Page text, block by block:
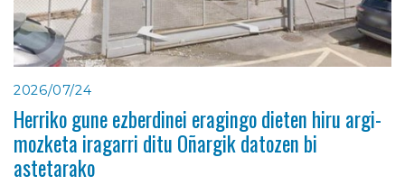
2026/07/24
Herriko gune ezberdinei eragingo dieten hiru argi-
mozketa iragarri ditu Oñargik datozen bi
astetarako